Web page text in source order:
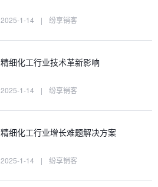
2025-1-14 | 纷享销客
精细化工行业技术革新影响
2025-1-14 | 纷享销客
精细化工行业增长难题解决方案
2025-1-14 | 纷享销客